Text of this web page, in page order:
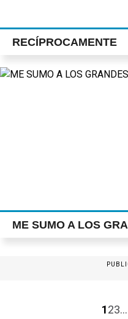
RECÍPROCAMENTE
ME SUMO A LOS
123...